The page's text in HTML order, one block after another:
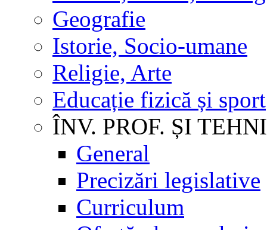
Geografie
Istorie, Socio-umane
Religie, Arte
Educație fizică și sport
ÎNV. PROF. ȘI
General
Precizări legislative
Curriculum